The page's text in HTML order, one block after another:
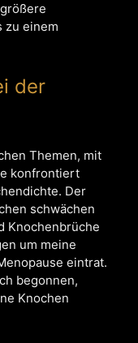
zu einem
der
Themen, mit
konfrontiert
Der
schwächen
Knochenbrüche
um meine
eintrat.
begonnen,
Knochen